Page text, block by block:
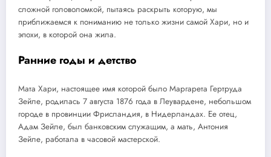
сложной головоломкой, пытаясь раскрыть которую, мы
приближаемся к пониманию не только жизни самой Хари, но и
эпохи, в которой она жила.
Ранние годы и детство
Мата Хари, настоящее имя которой было Маргарета Гертруда
Зейле, родилась 7 августа 1876 года в Леувардене, небольшом
городе в провинции Фрисландия, в Нидерландах. Ее отец,
Адам Зейле, был банковским служащим, а мать, Антония
Зейле, работала в часовой мастерской.